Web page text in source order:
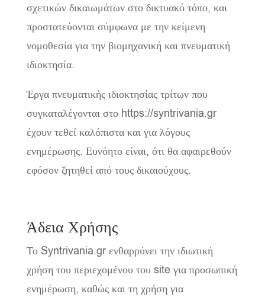
σχετικών δικαιωμάτων στο δικτυακό τόπο, και
προστατεύονται σύμφωνα με την κείμενη
νομοθεσία για την βιομηχανική και πνευματική
ιδιοκτησία.
Έργα πνευματικής ιδιοκτησίας τρίτων που
συγκαταλέγονται στο https://syntrivania.gr
έχουν τεθεί καλόπιστα και για λόγους
ενημέρωσης. Ευνόητο είναι, ότι θα αφαιρεθούν
εφόσον ζητηθεί από τους δικαιούχους.
Άδεια Χρήσης
Το Syntrivania.gr ενθαρρύνει την ιδιωτική
χρήση του περιεχομένου του site για προσωπική
ενημέρωση, καθώς και τη χρήση για